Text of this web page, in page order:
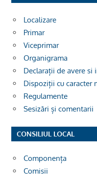
Localizare
Primar
Viceprimar
Organigrama
Declarații de avere si
Dispoziții cu caracter
Regulamente
Sesizări și comentarii
CONSILIUL LOCAL
Componența
Comisii